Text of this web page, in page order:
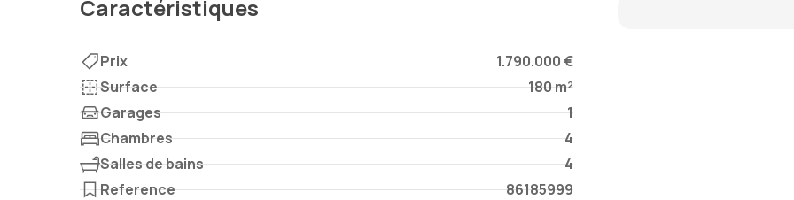
Caractéristiques
Prix
1.790.000 €
Surface
180 m²
Garages
1
Chambres
4
Salles de bains
4
Reference
86185999